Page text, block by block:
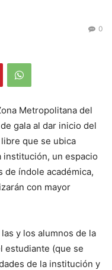
0
Metropolitana del
gala al dar inicio del
que se ubica
un espacio
índole académica,
con mayor
y los alumnos de la
estudiante (que se
de la institución y